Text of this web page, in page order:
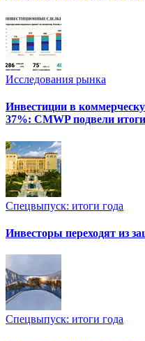
Исследования рынка
Инвестиции в
37%: CMWP подвели
Спецвыпуск: итоги года
Инвесторы переходят из
Спецвыпуск: итоги года